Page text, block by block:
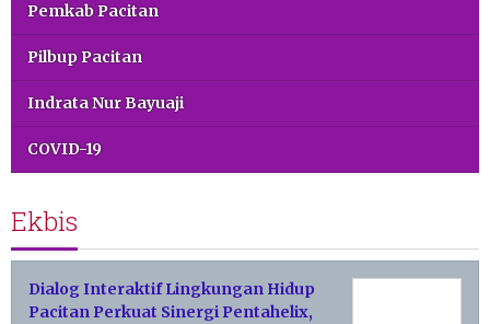
Pemkab Pacitan
Pilbup Pacitan
Indrata Nur Bayuaji
COVID-19
Ekbis
Dialog Interaktif Lingkungan Hidup
Pacitan Perkuat Sinergi Pentahelix,